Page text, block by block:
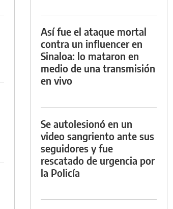
Así fue el ataque mortal
contra un influencer en
Sinaloa: lo mataron en
medio de una transmisión
en vivo
Se autolesionó en un
video sangriento ante sus
seguidores y fue
rescatado de urgencia por
la Policía